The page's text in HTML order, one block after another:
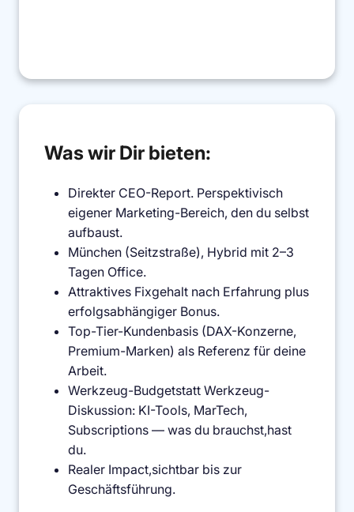
Was wir Dir bieten:
Direkter CEO-Report. Perspektivisch
eigener Marketing-Bereich, den du selbst
aufbaust.
München (Seitzstraße), Hybrid mit 2–3
Tagen Office.
Attraktives Fixgehalt nach Erfahrung plus
erfolgsabhängiger Bonus.
Top-Tier-Kundenbasis (DAX-Konzerne,
Premium-Marken) als Referenz für deine
Arbeit.
Werkzeug-Budgetstatt Werkzeug-
Diskussion: KI-Tools, MarTech,
Subscriptions — was du brauchst,hast
du.
Realer Impact,sichtbar bis zur
Geschäftsführung.